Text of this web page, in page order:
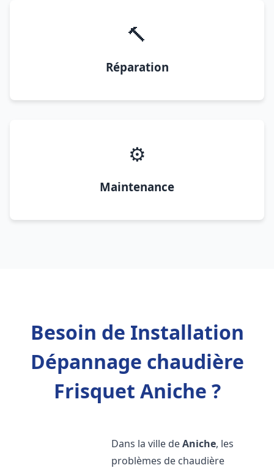
🔨
Réparation
⚙️
Maintenance
Besoin de Installation
Dépannage chaudière
Frisquet Aniche ?
Dans la ville deAniche, les
problèmes de chaudière